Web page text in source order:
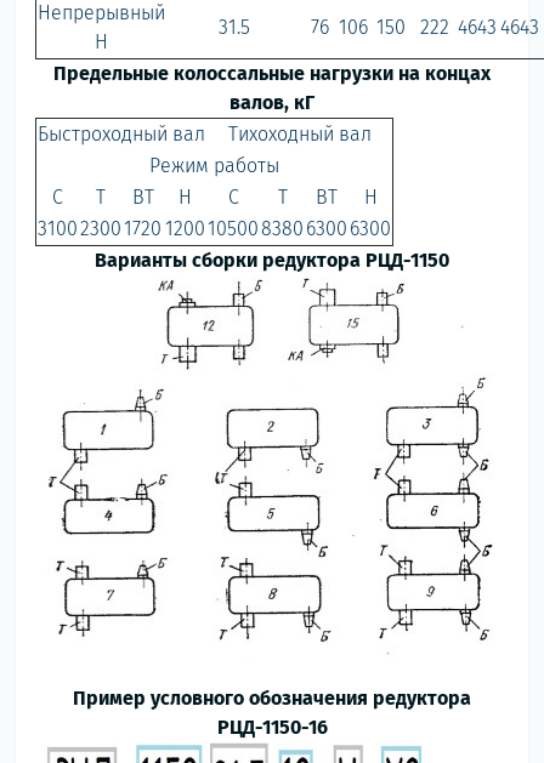
Непрерывный
Н
31.5 76 106 150 222 4643 4643
Предельные колоссальные нагрузки на концах
валов, кГ
Быстроходный вал
Тихоходный вал
Режим работы
С
Т ВТ Н С Т ВТ
Н
310023001720 1200105008380 6300 6300
Варианты сборки редуктора РЦД-1150
Пример условного обозначения редуктора
РЦД-1150-16